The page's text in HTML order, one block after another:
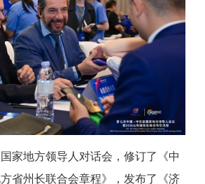
家地方领导人对话会，修订了《中
省州长联合会章程》，发布了《济